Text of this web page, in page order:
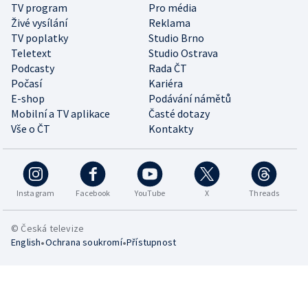
TV program
Pro média
Živé vysílání
Reklama
TV poplatky
Studio Brno
Teletext
Studio Ostrava
Podcasty
Rada ČT
Počasí
Kariéra
E-shop
Podávání námětů
Mobilní a TV aplikace
Časté dotazy
Vše o ČT
Kontakty
Instagram Facebook YouTube X Threads
© Česká televize
English•Ochrana soukromí•Přístupnost